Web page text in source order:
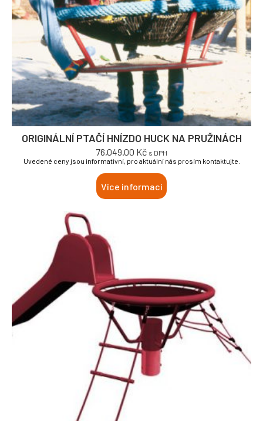
ORIGINÁLNÍ PTAČÍ HNÍZDO HUCK NA PRUŽINÁCH
76,049.00 Kč s DPH
Uvedené ceny jsou informativní, pro aktuální nás prosím kontaktujte.
Více informací